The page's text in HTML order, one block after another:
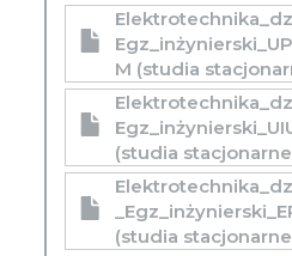
M (studia
(studia
(studia